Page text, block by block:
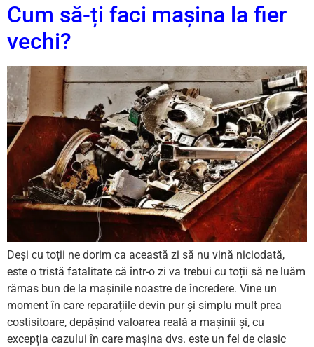
Cum să-ți faci mașina la fier
vechi?
Deși cu toții ne dorim ca această zi să nu vină niciodată,
este o tristă fatalitate că într-o zi va trebui cu toții să ne luăm
rămas bun de la mașinile noastre de încredere. Vine un
moment în care reparațiile devin pur și simplu mult prea
costisitoare, depășind valoarea reală a mașinii și, cu
excepția cazului în care mașina dvs. este un fel de clasic